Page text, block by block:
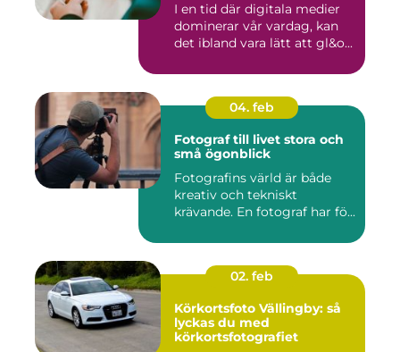
I en tid där digitala medier
dominerar vår vardag, kan
det ibland vara lätt att gl&o...
04. feb
Fotograf till livet stora och
små ögonblick
Fotografins värld är både
kreativ och tekniskt
krävande. En fotograf har fö...
02. feb
Körkortsfoto Vällingby: så
lyckas du med
körkortsfotografiet